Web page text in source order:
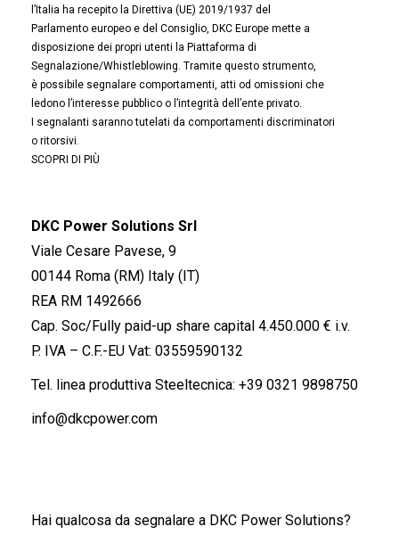
l’Italia ha recepito la Direttiva (UE) 2019/1937 del
Parlamento europeo e del Consiglio, DKC Europe mette a
disposizione dei propri utenti la Piattaforma di
Segnalazione/Whistleblowing. Tramite questo strumento,
è possibile segnalare comportamenti, atti od omissioni che
ledono l’interesse pubblico o l’integrità dell’ente privato.
I segnalanti saranno tutelati da comportamenti discriminatori
o ritorsivi.
SCOPRI DI PIÙ
DKC Power Solutions Srl
Viale Cesare Pavese, 9
00144 Roma (RM) Italy (IT)
REA RM 1492666
Cap. Soc/Fully paid-up share capital 4.450.000 € i.v.
P. IVA – C.F.-EU Vat: 03559590132
Tel. linea produttiva Steeltecnica: +39 0321 9898750
info@dkcpower.com
Hai qualcosa da segnalare a DKC Power Solutions?